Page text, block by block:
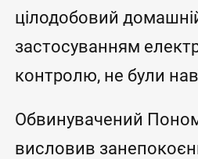
цілодобовий
застосуванням
контролю, не були
Обвинувачений
висловив